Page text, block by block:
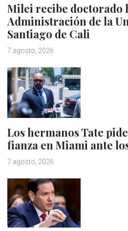
Milei recibe doctorado
Administración de la
Santiago de Cali
7 agosto, 2026
Los hermanos Tate
fianza en Miami ante
7 agosto, 2026